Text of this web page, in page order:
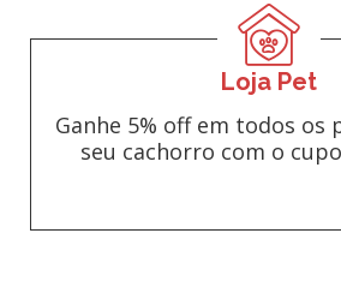
Loja Pet
Ganhe 5% off em todos os
seu cachorro com o